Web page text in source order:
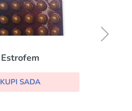
Estrofem
KUPI SADA